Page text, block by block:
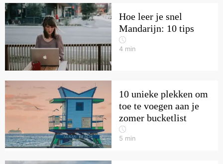
Hoe leer je snel
Mandarijn: 10 tips
4 min
10 unieke plekken om
toe te voegen aan je
zomer bucketlist
5 min